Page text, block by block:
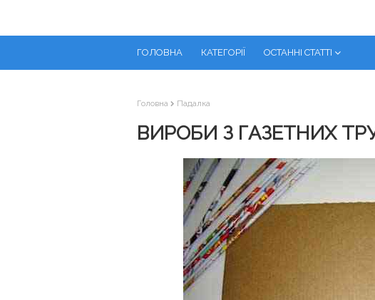
ГОЛОВНА КАТЕГОРІЇ ОСТАННІ СТАТТІ
Головна Падалка
ВИРОБИ З ГАЗЕТНИХ